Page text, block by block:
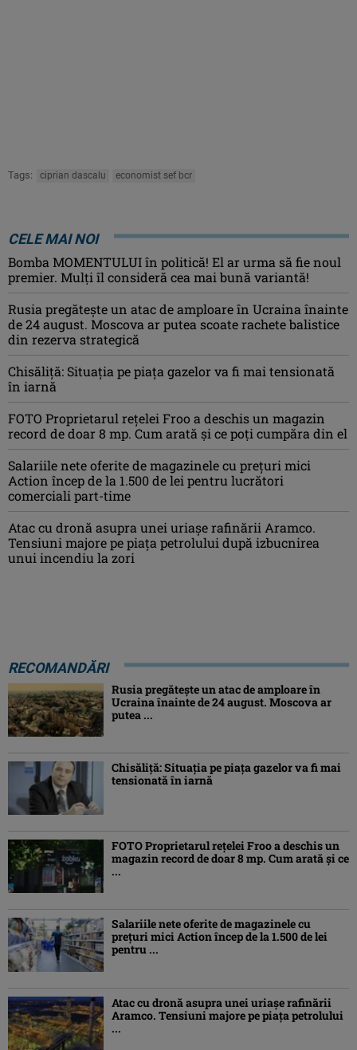
Tags: ciprian dascalu economist sef bcr
CELE MAI NOI
Bomba MOMENTULUI în politică! El ar urma să fie noul
premier. Mulți îl consideră cea mai bună variantă!
Rusia pregătește un atac de amploare în Ucraina înainte
de 24 august. Moscova ar putea scoate rachete balistice
din rezerva strategică
Chisăliţă: Situaţia pe piaţa gazelor va fi mai tensionată
în iarnă
FOTO Proprietarul rețelei Froo a deschis un magazin
record de doar 8 mp. Cum arată și ce poți cumpăra din el
Salariile nete oferite de magazinele cu prețuri mici
Action încep de la 1.500 de lei pentru lucrători
comerciali part-time
Atac cu dronă asupra unei uriașe rafinării Aramco.
Tensiuni majore pe piața petrolului după izbucnirea
unui incendiu la zori
RECOMANDĂRI
Rusia pregătește un atac de amploare în
Ucraina înainte de 24 august. Moscova ar
putea ...
Chisăliţă: Situaţia pe piaţa gazelor va fi mai
tensionată în iarnă
FOTO Proprietarul rețelei Froo a deschis un
magazin record de doar 8 mp. Cum arată și ce
...
Salariile nete oferite de magazinele cu
prețuri mici Action încep de la 1.500 de lei
pentru ...
Atac cu dronă asupra unei uriașe rafinării
Aramco. Tensiuni majore pe piața petrolului
...